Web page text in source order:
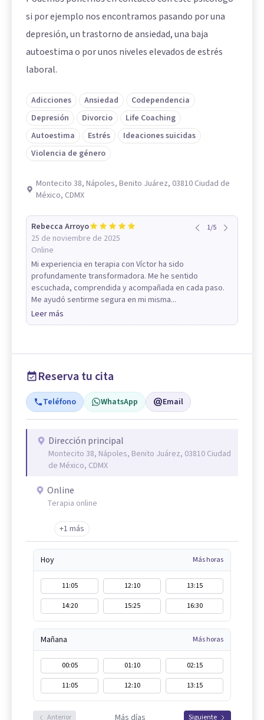
si por ejemplo nos encontramos pasando por una
depresión, un trastorno de ansiedad, una baja
autoestima o por unos niveles elevados de estrés
laboral.
Adicciones Ansiedad
Codependencia
Depresión
Divorcio
Life Coaching
Autoestima
Estrés
Ideaciones suicidas
Violencia de género
Montecito 38, Nápoles, Benito Juárez, 03810 Ciudad de
México, CDMX
Rebecca Arroyo
25 de noviembre de 2025
Online
1/5
Mi experiencia en terapia con Víctor ha sido
profundamente transformadora. Me he sentido
escuchada, comprendida y acompañada en cada paso.
Me ayudó sentirme segura en mi misma...
Leer más
Reserva tu cita
Teléfono WhatsApp Email
Dirección principal
Montecito 38, Nápoles, Benito Juárez, 03810 Ciudad
de México, CDMX
Online
Terapia online
+1 más
Hoy Más horas
11:05 12:10
13:15
14:20
15:25 16:30
Mañana Más horas
00:05 01:10
02:15
11:05
12:10 13:15
Anterior Más días Siguiente